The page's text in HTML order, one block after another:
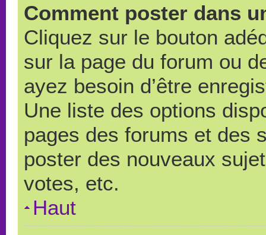
Comment poster dans
Cliquez sur le bouton
sur la page du forum ou
ayez besoin d’être
Une liste des options
pages des forums et des
poster des nouveaux
votes, etc.
Haut